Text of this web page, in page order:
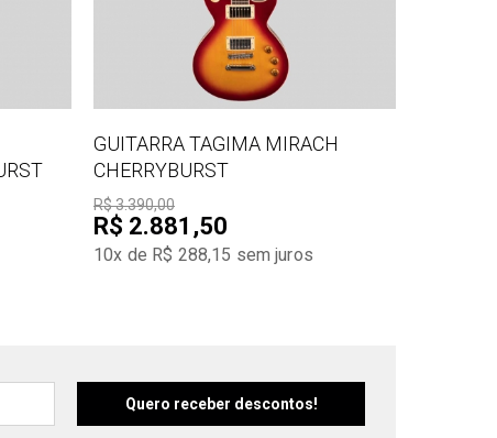
GUITARRA TAGIMA MIRACH
CHERRYBURST
R$ 3.390,00
R$ 2.881,50
10x de R$ 288,15 sem juros